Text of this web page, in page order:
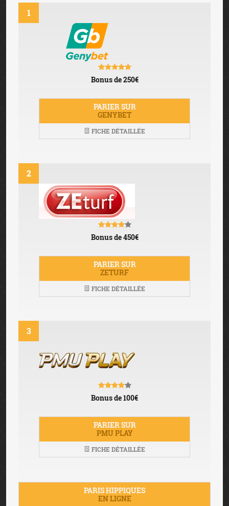
1
Bonus de 250€
PARIER SUR
GENYBET
FICHE DÉTAILLÉE
2
Bonus de 450€
PARIER SUR
ZETURF
FICHE DÉTAILLÉE
3
Bonus de 100€
PARIER SUR
PMU PLAY
FICHE DÉTAILLÉE
PARIS HIPPIQUES
EN LIGNE